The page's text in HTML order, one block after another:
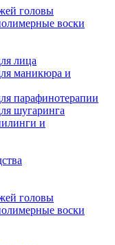
головы
воски
лица
маникюра и
парафинотерапии
шугаринга
и
головы
воски